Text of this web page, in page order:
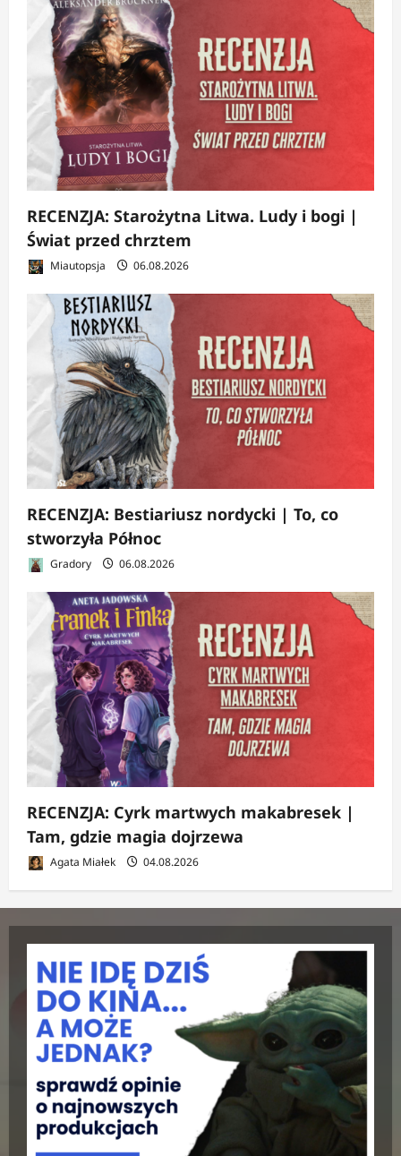
RECENZJA: Starożytna Litwa. Ludy i bogi |
Świat przed chrztem
Miautopsja 06.08.2026
RECENZJA: Bestiariusz nordycki | To, co
stworzyła Północ
Gradory 06.08.2026
RECENZJA: Cyrk martwych makabresek |
Tam, gdzie magia dojrzewa
Agata Miałek 04.08.2026